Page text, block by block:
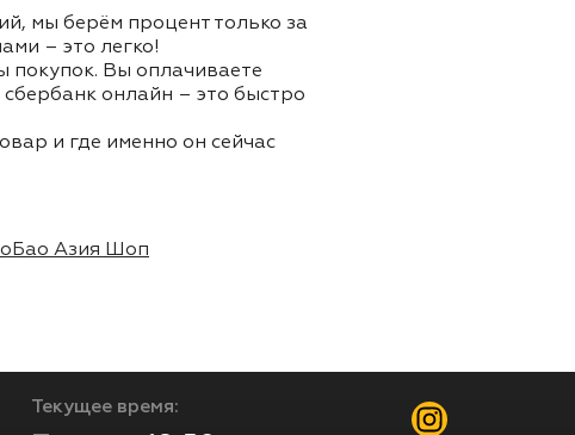
мы берём процент только за
– это легко!
покупок. Вы оплачиваете
онлайн – это быстро
и где именно он сейчас
Азия Шоп
Текущее время: